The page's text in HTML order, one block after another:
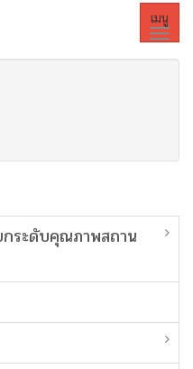
เมนู
กระดับคุณภาพสถาน